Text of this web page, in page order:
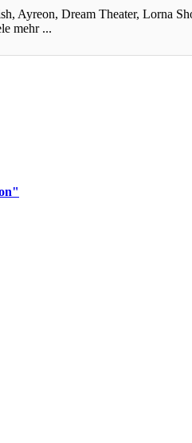
Dream Theater, Lorna
mehr ...